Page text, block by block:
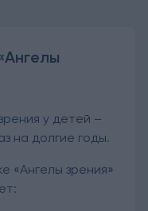
у детей –
на долгие годы.
«Ангелы зрения»